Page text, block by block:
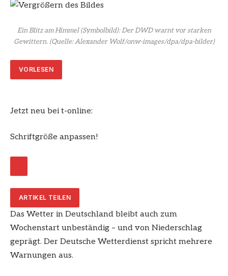
Ein Blitz am Himmel (Symbolbild): Der DWD warnt vor starken
Gewittern.(Quelle: Alexander Wolf/onw-images/dpa/dpa-bilder)
VORLESEN
Jetzt neu bei t-online:
Schriftgröße anpassen!
ARTIKEL TEILEN
Das Wetter in Deutschland bleibt auch zum
Wochenstart unbeständig – und von Niederschlag
geprägt. Der Deutsche Wetterdienst spricht mehrere
Warnungen aus.